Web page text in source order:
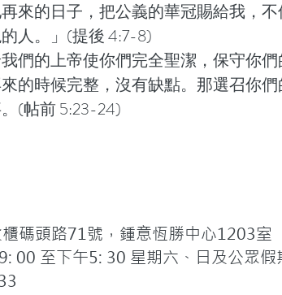
來的日子，把公義的華冠賜給我，
人。」(提後 4:7-8)
們的上帝使你們完全聖潔，保守你
的時候完整，沒有缺點。那選召你
(帖前 5:23-24)
頭路71號，鍾意恆勝中心1203室
00 至下午5: 30 星期六、日及公眾假